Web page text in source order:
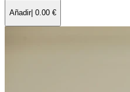
Añadir| 0.00 €